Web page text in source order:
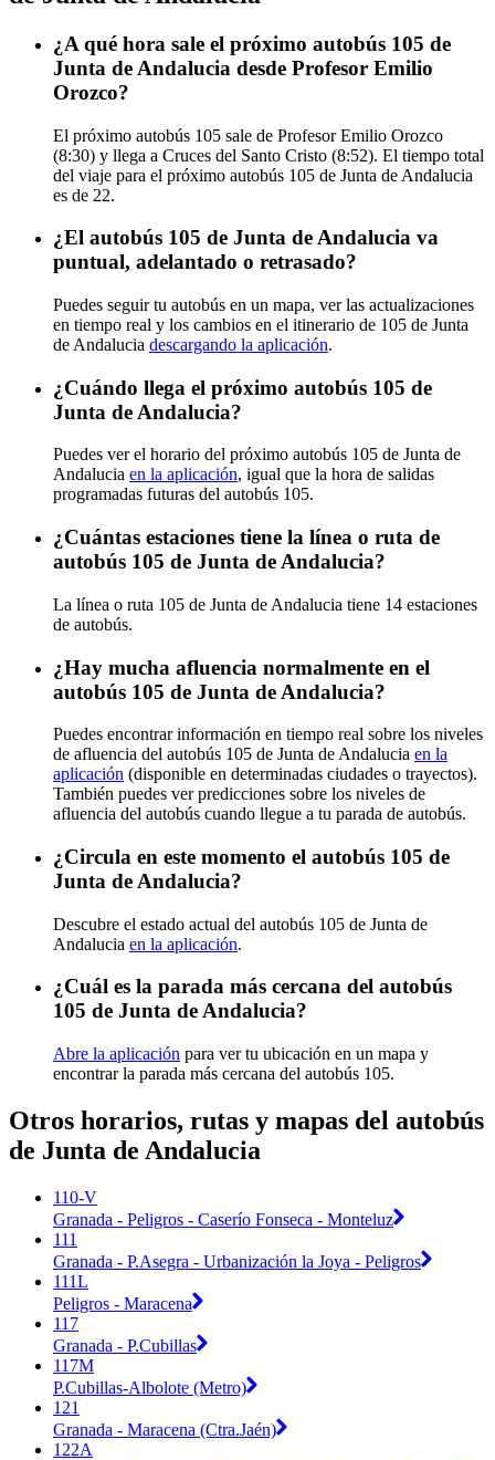
¿A qué hora sale el próximo autobús 105 de
Junta de Andalucia desde Profesor Emilio
Orozco?
El próximo autobús 105 sale de Profesor Emilio Orozco
(8:30) y llega a Cruces del Santo Cristo (8:52). El tiempo total
del viaje para el próximo autobús 105 de Junta de Andalucia
es de 22.
¿El autobús 105 de Junta de Andalucia va
puntual, adelantado o retrasado?
Puedes seguir tu autobús en un mapa, ver las actualizaciones
en tiempo real y los cambios en el itinerario de 105 de Junta
de Andalucia descargando la aplicación.
¿Cuándo llega el próximo autobús 105 de
Junta de Andalucia?
Puedes ver el horario del próximo autobús 105 de Junta de
Andalucia en la aplicación, igual que la hora de salidas
programadas futuras del autobús 105.
¿Cuántas estaciones tiene la línea o ruta de
autobús 105 de Junta de Andalucia?
La línea o ruta 105 de Junta de Andalucia tiene 14 estaciones
de autobús.
¿Hay mucha afluencia normalmente en el
autobús 105 de Junta de Andalucia?
Puedes encontrar información en tiempo real sobre los niveles
de afluencia del autobús 105 de Junta de Andalucia en la
aplicación (disponible en determinadas ciudades o trayectos).
También puedes ver predicciones sobre los niveles de
afluencia del autobús cuando llegue a tu parada de autobús.
¿Circula en este momento el autobús 105 de
Junta de Andalucia?
Descubre el estado actual del autobús 105 de Junta de
Andalucia en la aplicación.
¿Cuál es la parada más cercana del autobús
105 de Junta de Andalucia?
Abre la aplicación para ver tu ubicación en un mapa y
encontrar la parada más cercana del autobús 105.
Otros horarios, rutas y mapas del autobús
de Junta de Andalucia
110-V
Granada - Peligros - Caserío Fonseca - Monteluz
111
Granada - P.Asegra - Urbanización la Joya - Peligros
111L
Peligros - Maracena
117
Granada - P.Cubillas
117M
P.Cubillas-Albolote (Metro)
121
Granada - Maracena (Ctra.Jaén)
122A